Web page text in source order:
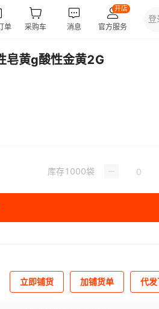
皂黄g酸性金黄2G
库存1000袋
立即铺货 加铺货单 代